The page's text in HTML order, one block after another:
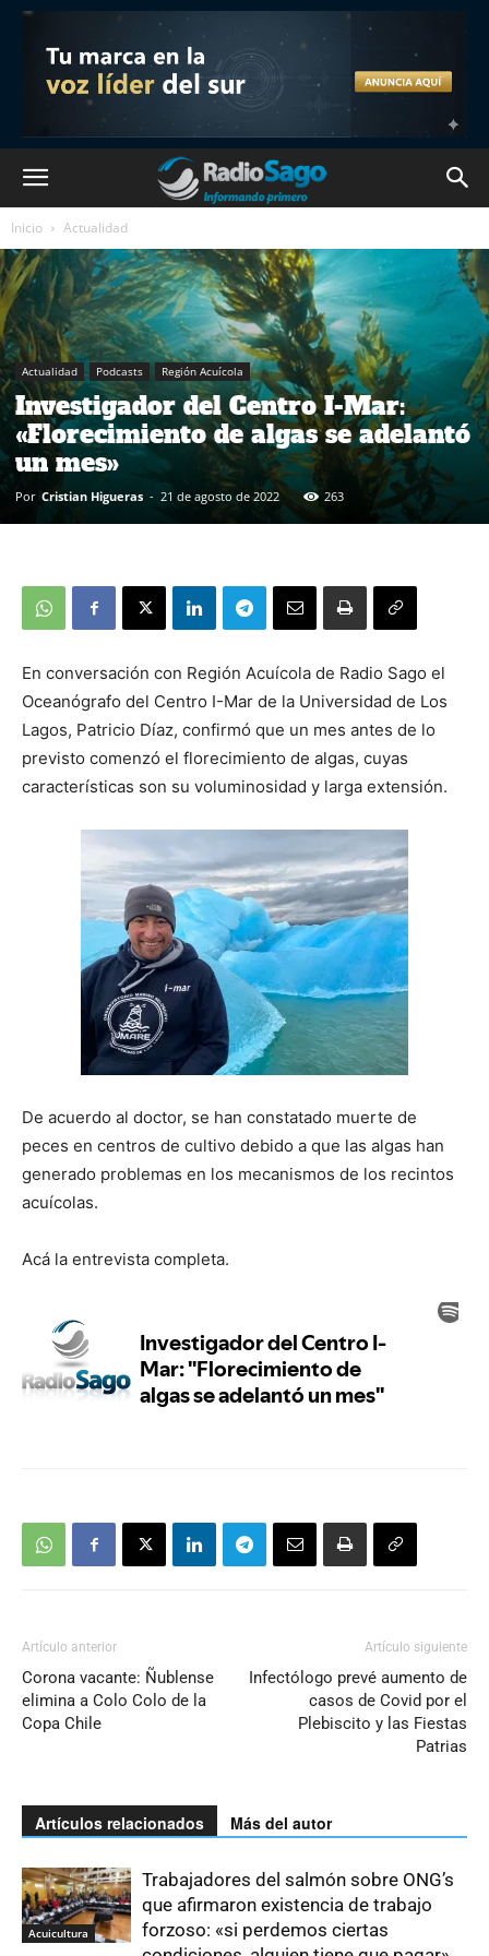
Inicio Actualidad
Actualidad Podcasts Región Acuícola
Investigador del Centro I-Mar:
«Florecimiento de algas se adelantó
un mes»
Por Cristian Higueras - 21 de agosto de 2022 263
En conversación con Región Acuícola de Radio Sago el
Oceanógrafo del Centro I-Mar de la Universidad de Los
Lagos, Patricio Díaz, confirmó que un mes antes de lo
previsto comenzó el florecimiento de algas, cuyas
características son su voluminosidad y larga extensión.
De acuerdo al doctor, se han constatado muerte de
peces en centros de cultivo debido a que las algas han
generado problemas en los mecanismos de los recintos
acuícolas.
Acá la entrevista completa.
Artículo anterior
Corona vacante: Ñublense
elimina a Colo Colo de la
Copa Chile
Artículo siguiente
Infectólogo prevé aumento de
casos de Covid por el
Plebiscito y las Fiestas
Patrias
Artículos relacionados Más del autor
Acuicultura
Trabajadores del salmón sobre ONG’s
que afirmaron existencia de trabajo
forzoso: «si perdemos ciertas